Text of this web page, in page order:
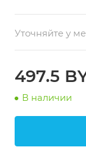
Каркас:
сталь)
Опоры:
+ каркас)
Возможно
размерам
Уточняйте у
497.5
В наличии